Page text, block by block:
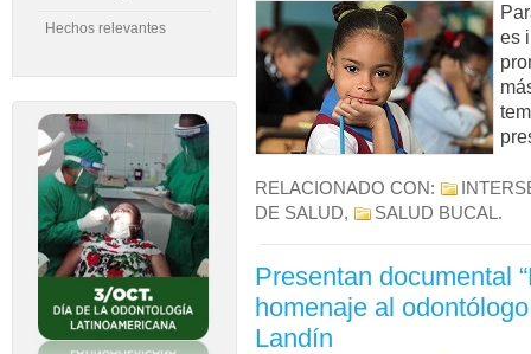
es
RELACIONADO CON:
DE SALUD, SALUD BUCAL .
Presentan documental
homenaje al
Landín
Hechos relevantes